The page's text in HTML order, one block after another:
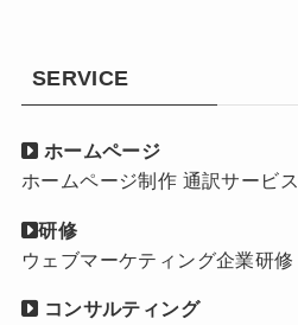
SERVICE
ホームページ
ホームページ制作 通訳サービス
研修
ウェブマーケティング企業研修
コンサルティング